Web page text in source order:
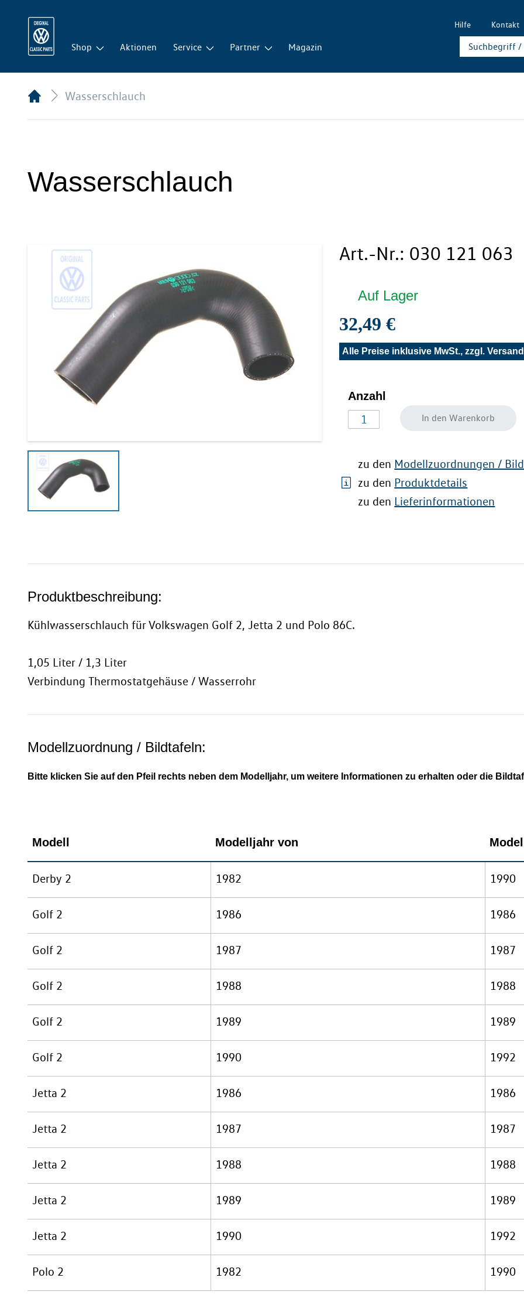
Hilfe Kontakt
Shop Aktionen Service Partner Magazin
Wasserschlauch
Wasserschlauch
Art.-Nr.: 030 121 063
Auf Lager
32,49 €
Alle Preise inklusive MwSt., zzgl.
Anzahl
In den Warenkorb
zu den Modellzuordnungen /
zu den Produktdetails
zu den Lieferinformationen
Produktbeschreibung:
Kühlwasserschlauch für Volkswagen Golf 2, Jetta 2 und Polo 86C.
1,05 Liter / 1,3 Liter
Verbindung Thermostatgehäuse / Wasserrohr
Modellzuordnung / Bildtafeln:
Bitte klicken Sie auf den Pfeil rechts neben dem Modelljahr, um weitere Informationen zu erhalten oder die
Modell Modelljahr von
Derby 2 1982 1990
Golf 2 1986 1986
Golf 2 1987 1987
Golf 2 1988 1988
Golf 2 1989 1989
Golf 2 1990 1992
Jetta 2 1986 1986
Jetta 2 1987 1987
Jetta 2 1988 1988
Jetta 2 1989 1989
Jetta 2 1990 1992
Polo 2 1982 1990